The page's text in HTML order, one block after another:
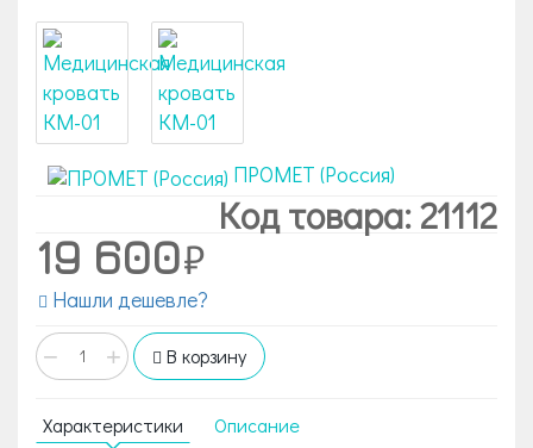
ПРОМЕТ (Россия)
Код товара: 21112
19 600
Нашли дешевле?
− + В корзину
Характеристики Описание